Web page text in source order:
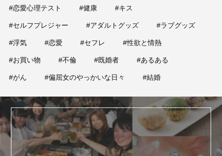
#恋愛心理テスト #健康 #キス
#セルフプレジャー #アダルトグッズ #ラブグッズ
#浮気 #恋愛 #セフレ #性欲と情熱
#お買い物 #不倫 #既婚者 #あるある
#がん #偏屈女のやっかいな日々 #結婚